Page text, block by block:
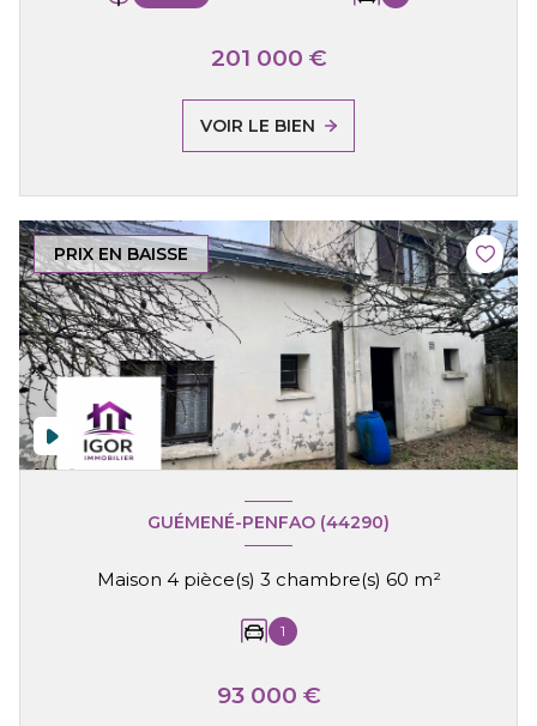
201 000 €
VOIR LE BIEN
PRIX EN BAISSE
GUÉMENÉ-PENFAO (44290)
Maison 4 pièce(s) 3 chambre(s) 60 m²
1
93 000 €